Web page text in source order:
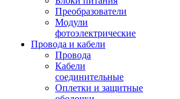
Преобразователи
Модули
фотоэлектрические
Провода и кабели
Провода
Кабели
соединительные
Оплетки и защитные